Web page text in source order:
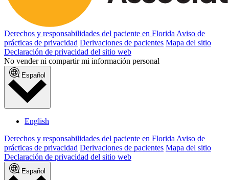
Derechos y responsabilidades del paciente en Florida Aviso de
prácticas de privacidad Derivaciones de pacientes Mapa del sitio
Declaración de privacidad del sitio web
No vender ni compartir mi información personal
Español
English
Derechos y responsabilidades del paciente en Florida Aviso de
prácticas de privacidad Derivaciones de pacientes Mapa del sitio
Declaración de privacidad del sitio web
Español